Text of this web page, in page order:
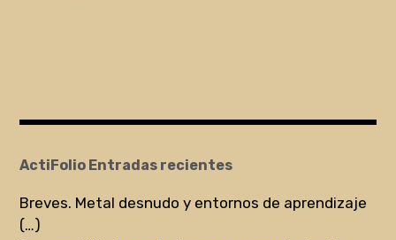
ActiFolio Entradas recientes
Breves. Metal desnudo y entornos de aprendizaje
(…)